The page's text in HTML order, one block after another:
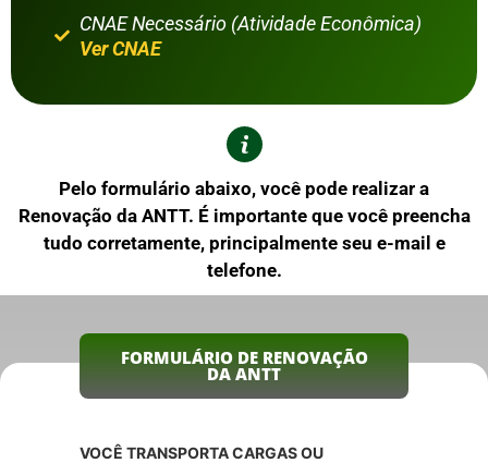
CNAE Necessário (Atividade Econômica)
Ver CNAE
Pelo formulário abaixo, você pode realizar a
Renovação da ANTT. É importante que você preencha
tudo corretamente, principalmente seu e-mail e
telefone.
FORMULÁRIO DE RENOVAÇÃO
DA ANTT
VOCÊ TRANSPORTA CARGAS OU